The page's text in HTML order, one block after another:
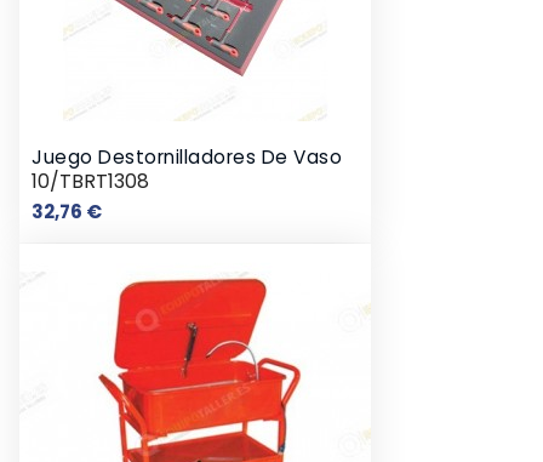
Juego Destornilladores De Vaso
10/TBRT1308
32,76 €Precio